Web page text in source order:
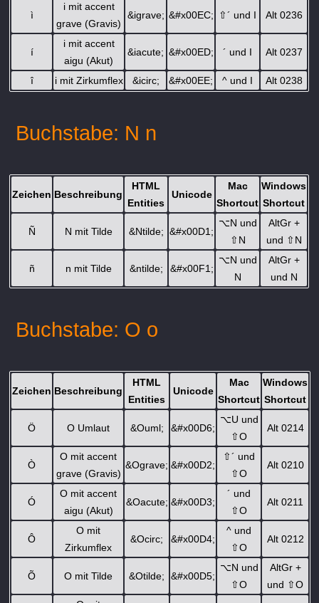
ì
i mit accent
grave (Gravis)
&igrave; &#x00EC; ⇧´ und I Alt 0236
í
i mit accent
aigu (Akut)
&iacute; &#x00ED; ´ und I Alt 0237
î i mit Zirkumflex &icirc; &#x00EE; ^ und I Alt 0238
Buchstabe: N n
Zeichen Beschreibung
HTML
Entities
Unicode
Mac
Shortcut
Windows
Shortcut
Ñ N mit Tilde &Ntilde; &#x00D1;
⌥N und
⇧ N
AltGr +
und ⇧ N
ñ n mit Tilde &ntilde; &#x00F1;
⌥N und
N
AltGr +
und N
Buchstabe: O o
Zeichen Beschreibung
HTML
Entities
Unicode
Mac
Shortcut
Windows
Shortcut
Ö O Umlaut &Ouml; &#x00D6;
⌥U und
⇧O
Alt 0214
Ò
O mit accent
grave (Gravis)
&Ograve; &#x00D2;
⇧´ und
⇧O
Alt 0210
Ó
O mit accent
aigu (Akut)
&Oacute; &#x00D3;
´ und
⇧O
Alt 0211
Ô
O mit
Zirkumflex
&Ocirc; &#x00D4;
^ und
⇧O
Alt 0212
Õ O mit Tilde &Otilde; &#x00D5;
⌥N und
⇧O
AltGr +
und ⇧O